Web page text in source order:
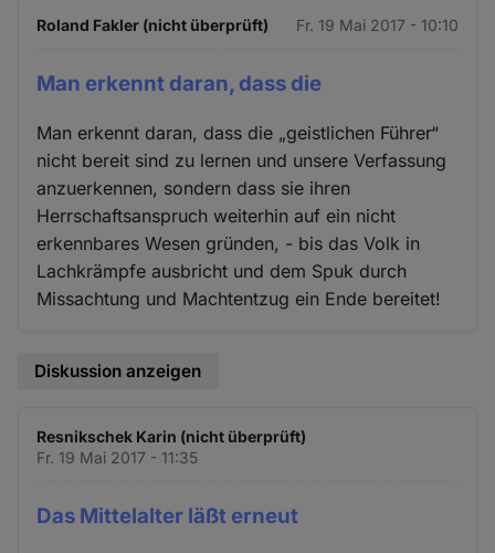
Roland Fakler (nicht überprüft) Fr. 19 Mai 2017 - 10:10
Man erkennt daran, dass die
Man erkennt daran, dass die „geistlichen Führer“
nicht bereit sind zu lernen und unsere Verfassung
anzuerkennen, sondern dass sie ihren
Herrschaftsanspruch weiterhin auf ein nicht
erkennbares Wesen gründen, - bis das Volk in
Lachkrämpfe ausbricht und dem Spuk durch
Missachtung und Machtentzug ein Ende bereitet!
Diskussion anzeigen
Resnikschek Karin (nicht überprüft)
Fr. 19 Mai 2017 - 11:35
Das Mittelalter läßt erneut